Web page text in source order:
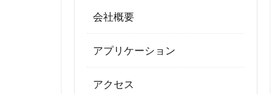
会社概要
アプリケーション
アクセス